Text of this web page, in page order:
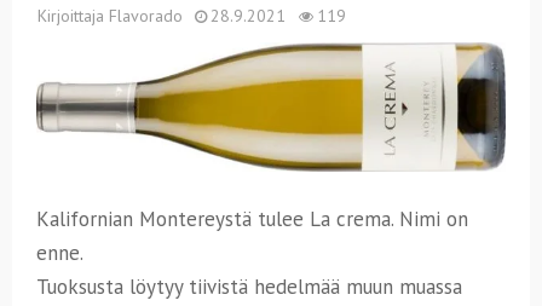
Kirjoittaja Flavorado 28.9.2021 119
Kalifornian Montereystä tulee La crema. Nimi on
enne.
Tuoksusta löytyy tiivistä hedelmää muun muassa